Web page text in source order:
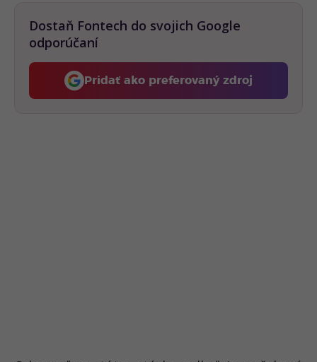
Dostaň Fontech do svojich Google
odporúčaní
Pridať ako preferovaný zdroj
Fontech, odkaz sa otvorí v